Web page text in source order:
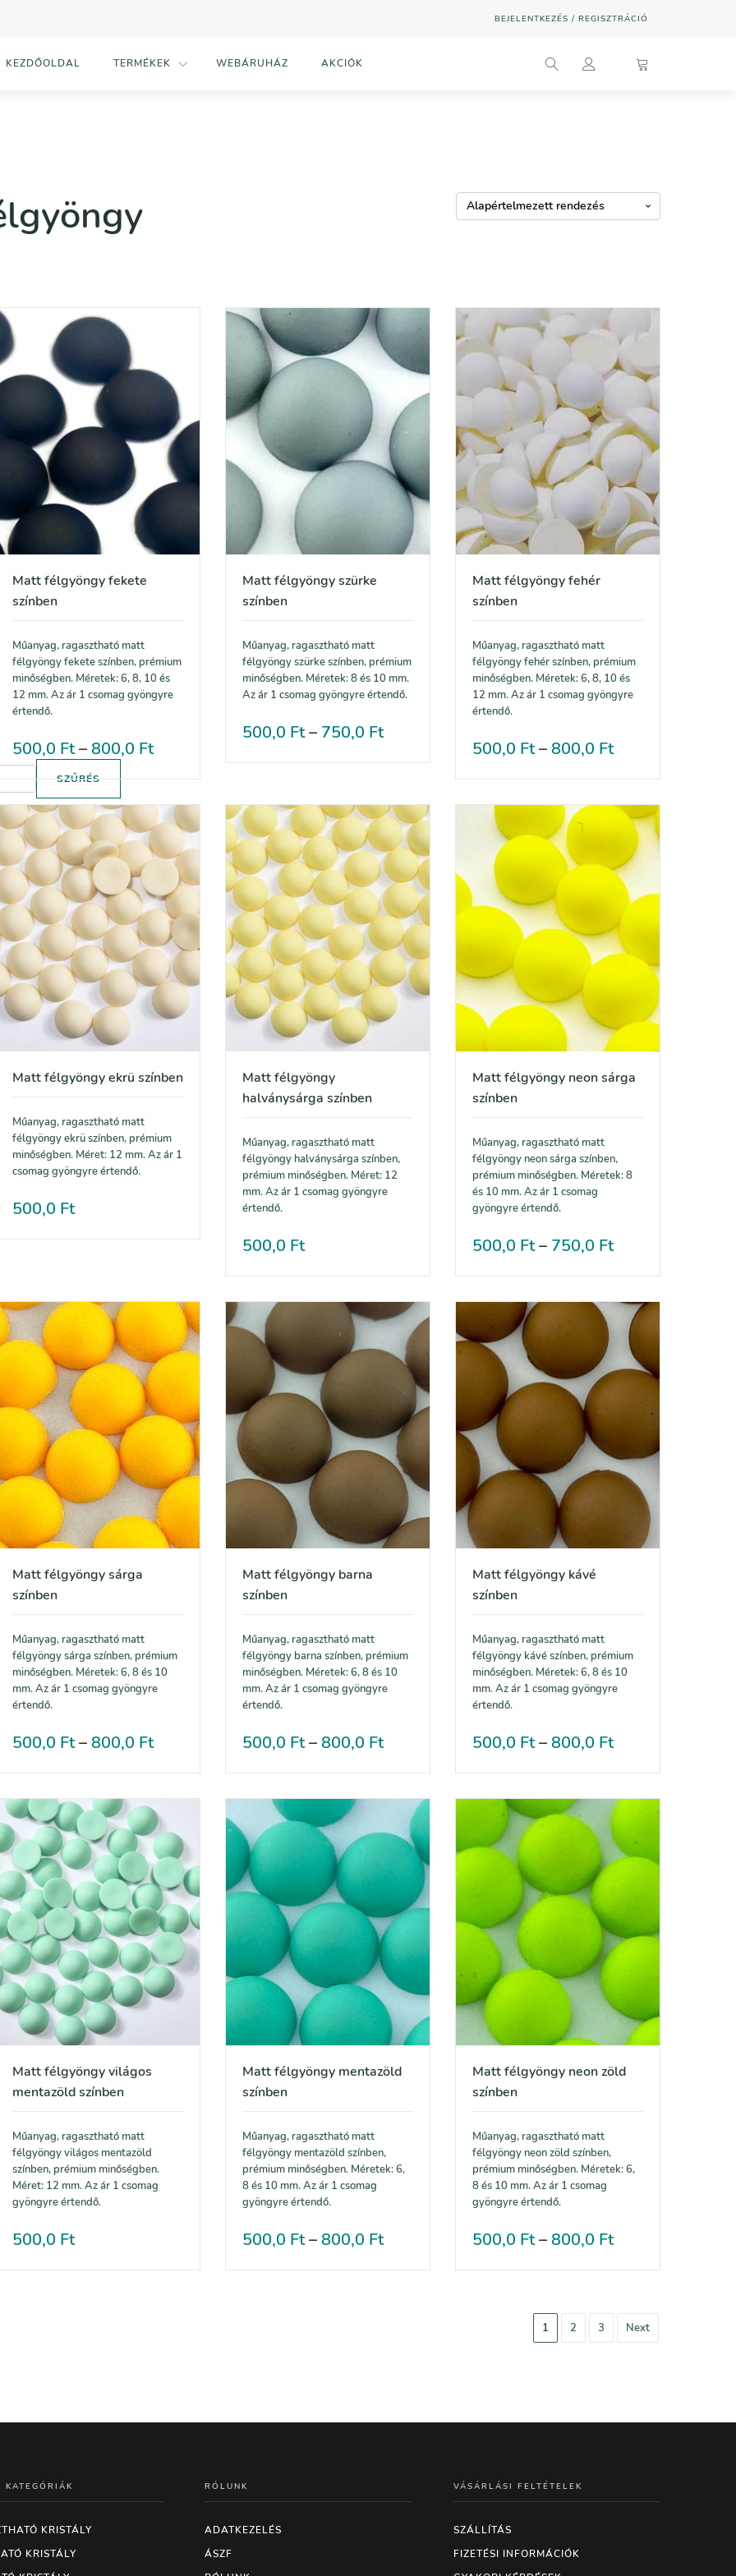
BEJELENTKEZÉS / REGISZTRÁCIÓ
KEZDŐOLDAL TERMÉKEK WEBÁRUHÁZ AKCIÓK
SZŰRÉS
Matt félgyöngy fekete
színben
Műanyag, ragasztható matt
félgyöngy fekete színben, prémium
minőségben. Méretek: 6, 8, 10 és
12 mm. Az ár 1 csomag gyöngyre
értendő.
500,0 Ft– 800,0 Ft
Matt félgyöngy szürke
színben
Műanyag, ragasztható matt
félgyöngy szürke színben, prémium
minőségben. Méretek: 8 és 10 mm.
Az ár 1 csomag gyöngyre értendő.
500,0 Ft– 750,0 Ft
Matt félgyöngy fehér
színben
Műanyag, ragasztható matt
félgyöngy fehér színben, prémium
minőségben. Méretek: 6, 8, 10 és
12 mm. Az ár 1 csomag gyöngyre
értendő.
500,0 Ft– 800,0 Ft
Matt félgyöngy ekrü színben
Műanyag, ragasztható matt
félgyöngy ekrü színben, prémium
minőségben. Méret: 12 mm. Az ár 1
csomag gyöngyre értendő.
500,0 Ft
Matt félgyöngy
halványsárga színben
Műanyag, ragasztható matt
félgyöngy halványsárga színben,
prémium minőségben. Méret: 12
mm. Az ár 1 csomag gyöngyre
értendő.
500,0 Ft
Matt félgyöngy neon sárga
színben
Műanyag, ragasztható matt
félgyöngy neon sárga színben,
prémium minőségben. Méretek: 8
és 10 mm. Az ár 1 csomag
gyöngyre értendő.
500,0 Ft– 750,0 Ft
Matt félgyöngy sárga
színben
Műanyag, ragasztható matt
félgyöngy sárga színben, prémium
minőségben. Méretek: 6, 8 és 10
mm. Az ár 1 csomag gyöngyre
értendő.
500,0 Ft– 800,0 Ft
Matt félgyöngy barna
színben
Műanyag, ragasztható matt
félgyöngy barna színben, prémium
minőségben. Méretek: 6, 8 és 10
mm. Az ár 1 csomag gyöngyre
értendő.
500,0 Ft– 800,0 Ft
Matt félgyöngy kávé
színben
Műanyag, ragasztható matt
félgyöngy kávé színben, prémium
minőségben. Méretek: 6, 8 és 10
mm. Az ár 1 csomag gyöngyre
értendő.
500,0 Ft– 800,0 Ft
Matt félgyöngy világos
mentazöld színben
Műanyag, ragasztható matt
félgyöngy világos mentazöld
színben, prémium minőségben.
Méret: 12 mm. Az ár 1 csomag
gyöngyre értendő.
500,0 Ft
Matt félgyöngy mentazöld
színben
Műanyag, ragasztható matt
félgyöngy mentazöld színben,
prémium minőségben. Méretek: 6,
8 és 10 mm. Az ár 1 csomag
gyöngyre értendő.
500,0 Ft– 800,0 Ft
Matt félgyöngy neon zöld
színben
Műanyag, ragasztható matt
félgyöngy neon zöld színben,
prémium minőségben. Méretek: 6,
8 és 10 mm. Az ár 1 csomag
gyöngyre értendő.
500,0 Ft– 800,0 Ft
1 2 3 Next
KATEGÓRIÁK
KRISTÁLY
KRISTÁLY
RÓLUNK
ADATKEZELÉS
ÁSZF
VÁSÁRLÁSI FELTÉTELEK
SZÁLLÍTÁS
FIZETÉSI INFORMÁCIÓK